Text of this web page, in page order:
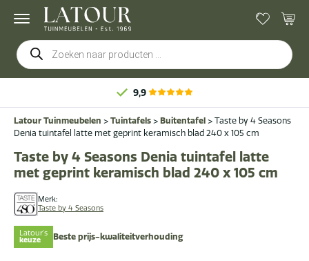
Producten
zoeken
9,9
Latour Tuinmeubelen > Tuintafels > Buitentafel > Taste by 4 Seasons
Denia tuintafel latte met geprint keramisch blad 240 x 105 cm
Merk:
Taste by 4 Seasons
Taste by 4 Seasons Denia tuintafel latte
met geprint keramisch blad 240 x 105 cm
Latour's
keuze Beste prijs-kwaliteitverhouding